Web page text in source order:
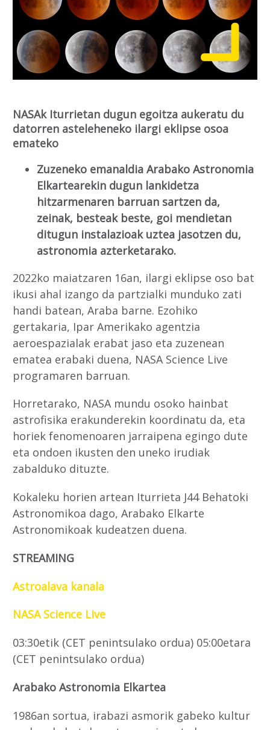
NASAk Iturrietan dugun egoitza aukeratu du
datorren asteleheneko ilargi eklipse osoa
emateko
Zuzeneko emanaldia Arabako Astronomia
Elkartearekin dugun lankidetza
hitzarmenaren barruan sartzen da,
zeinak, besteak beste, goi mendietan
ditugun instalazioak uztea jasotzen du,
astronomia azterketarako.
2022ko maiatzaren 16an, ilargi eklipse oso bat
ikusi ahal izango da partzialki munduko zati
handi batean, Araba barne. Ezohiko
gertakaria, Ipar Amerikako agentzia
aeroespazialak erabat jaso eta zuzenean
ematea erabaki duena, NASA Science Live
programaren barruan.
Horretarako, NASA mundu osoko hainbat
astrofisika erakunderekin koordinatu da, eta
horiek fenomenoaren jarraipena egingo dute
eta ondoen ikusten den uneko irudiak
zabalduko dituzte.
Kokaleku horien artean Iturrieta J44 Behatoki
Astronomikoa dago, Arabako Elkarte
Astronomikoak kudeatzen duena.
STREAMING
Astroalava kanala
NASA Science Live
03:30etik (CET penintsulako ordua) 05:00etara
(CET penintsulako ordua)
Arabako Astronomia Elkartea
1986an sortua, irabazi asmorik gabeko kultur